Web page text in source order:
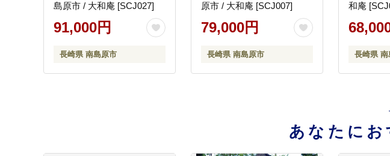
島原市 / 大和庵 [SCJ027]
91,000円
長崎県 南島原市
原市 / 大和庵 [SCJ007]
79,000円
長崎県 南島原市
和庵
長崎県 南
あなたにお